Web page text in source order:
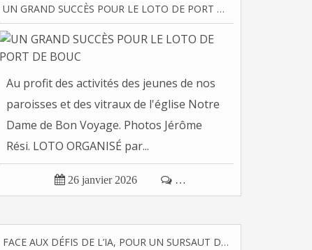
UN GRAND SUCCÈS POUR LE LOTO DE PORT DE BOUC
Au profit des activités des jeunes de nos
paroisses et des vitraux de l'église Notre
Dame de Bon Voyage. Photos Jérôme
Rési. LOTO ORGANISÉ par...
 26 janvier 2026  …
FACE AUX DÉFIS DE L’IA, POUR UN SURSAUT DE L’HUMAIN